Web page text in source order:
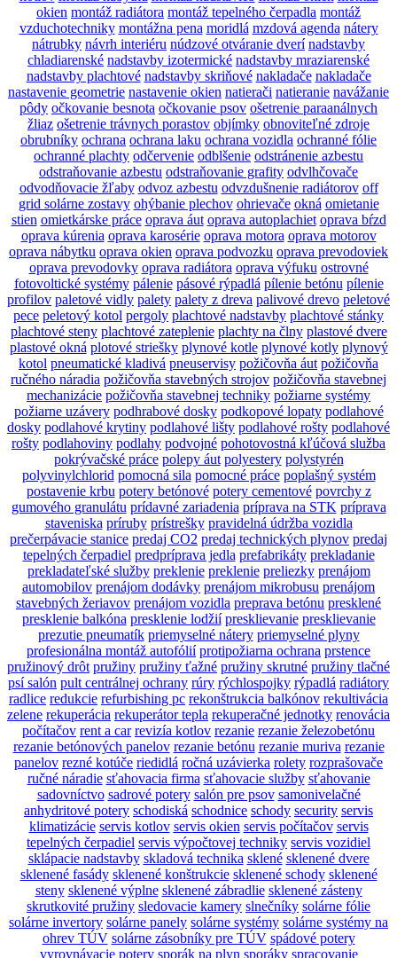
okien montáž radiátora montáž tepelného čerpadla montáž
vzduchotechniky montážna pena moridlá mzdová agenda nátery
nátrubky návrh interiéru núdzové otváranie dverí nadstavby
chladiarenské nadstavby izotermické nadstavby mraziarenské
nadstavby plachtové nadstavby skriňové nakladače nakladače
nastavenie geometrie nastavenie okien natierači natieranie navážanie
pôdy očkovanie besnota očkovanie psov ošetrenie paraanálnych
žliaz ošetrenie trávnych porastov objímky obnoviteľné zdroje
obrubníky ochrana ochrana laku ochrana vozidla ochranné fólie
ochranné plachty odčervenie odblšenie odstránenie azbestu
odstraňovanie azbestu odstraňovanie grafity odvlhčovače
odvodňovacie žľaby odvoz azbestu odvzdušnenie radiátorov off
grid solárne zostavy ohýbanie plechov ohrievače okná omietanie
stien omietkárske práce oprava áut oprava autoplachiet oprava bŕzd
oprava kúrenia oprava karosérie oprava motora oprava motorov
oprava nábytku oprava okien oprava podvozku oprava prevodoviek
oprava prevodovky oprava radiátora oprava výfuku ostrovné
fotovoltické systémy pálenie pásové rýpadlá pílenie betónu pílenie
profilov paletové vidly palety palety z dreva palivové drevo peletové
pece peletový kotol pergoly plachtové nadstavby plachtové stánky
plachtové steny plachtové zateplenie plachty na člny plastové dvere
plastové okná plotové striešky plynové kotle plynové kotly plynový
kotol pneumatické kladivá pneuservisy požičovňa áut požičovňa
ručného náradia požičovňa stavebných strojov požičovňa stavebnej
mechanizácie požičovňa stavebnej techniky požiarne systémy
požiarne uzávery podhrabové dosky podkopové lopaty podlahové
dosky podlahové krytiny podlahové lišty podlahové rošty podlahové
rošty podlahoviny podlahy podvojné pohotovostná kľúčová služba
pokrývačské práce polepy áut polyestery polystyrén
polyvinylchlorid pomocná sila pomocné práce poplašný systém
postavenie krbu potery betónové potery cementové povrchy z
gumového granulátu prídavné zariadenia príprava na STK príprava
staveniska príruby prístrešky pravidelná údržba vozidla
prečerpávacie stanice predaj CO2 predaj technických plynov predaj
tepelných čerpadiel predpríprava jedla prefabrikáty prekladanie
prekladateľské služby preklenie preklenie preliezky prenájom
automobilov prenájom dodávky prenájom mikrobusu prenájom
stavebných žeriavov prenájom vozidla preprava betónu presklené
presklenie balkóna presklenie lodžií presklievanie presklievanie
prezutie pneumatík priemyselné nátery priemyselné plyny
profesionálna montáž autofólií protipožiarna ochrana prstence
pružinový drôt pružiny pružiny ťažné pružiny skrutné pružiny tlačné
psí salón pult centrálnej ochrany rúry rýchlospojky rýpadlá radiátory
radlice redukcie refurbishing pc rekonštrukcia balkónov rekultivácia
zelene rekuperácia rekuperátor tepla rekuperačné jednotky renovácia
počítačov rent a car revizía kotlov rezanie rezanie železobetónu
rezanie betónových panelov rezanie betónu rezanie muriva rezanie
panelov rezné kotúče riedidlá ročná uzávierka rolety rozprašovače
ručné náradie sťahovacia firma sťahovacie služby sťahovanie
sadovníctvo sadrové potery salón pre psov samonivelačné
anhydritové potery schodiská schodnice schody security servis
klimatizácie servis kotlov servis okien servis počítačov servis
tepelných čerpadiel servis výpočtovej techniky servis vozidiel
sklápacie nadstavby skladová technika sklené sklenené dvere
sklenené fasády sklenené konštrukcie sklenené schody sklenené
steny sklenené výplne sklenené zábradlie sklenené zásteny
skrutkovité pružiny sledovacie kamery slnečníky solárne fólie
solárne invertory solárne panely solárne systémy solárne systémy na
ohrev TÚV solárne zásobníky pre TÚV spádové potery
vyrovnávacie potery sporák na plyn sporáky spracovanie